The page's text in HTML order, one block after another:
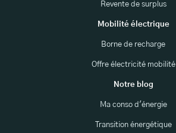
Revente de surplus
Mobilité électrique
Borne de recharge
Offre électricité mobilité
Notre blog
Ma conso d'énergie
Transition énergétique